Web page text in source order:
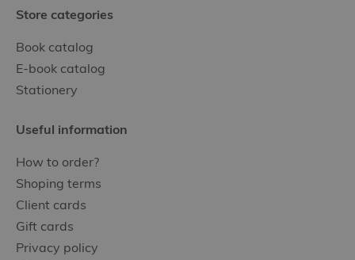
Store categories
Book catalog
E-book catalog
Stationery
Useful information
How to order?
Shoping terms
Client cards
Gift cards
Privacy policy